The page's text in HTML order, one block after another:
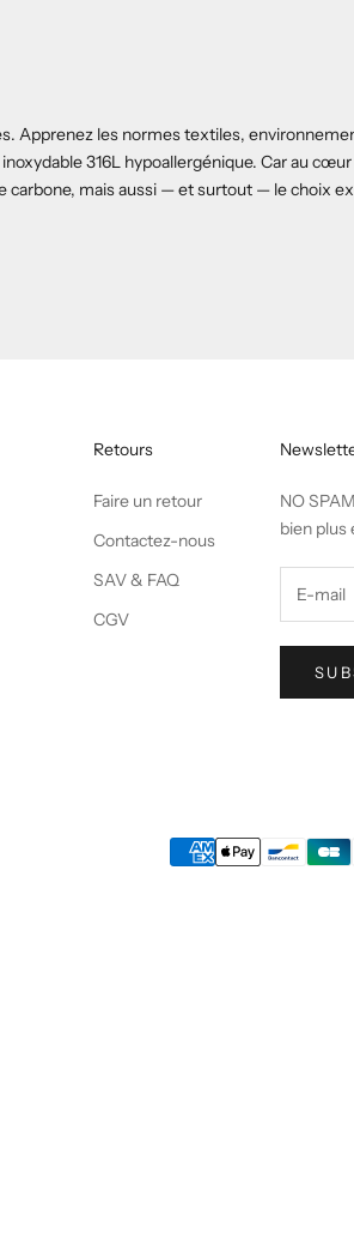
Apprenez les normes textiles,
316L hypoallergénique. Car au
carbone, mais aussi — et surtout — le choix
Retours
Faire un retour
Contactez-nous
SAV & FAQ
CGV
NO
bien plus